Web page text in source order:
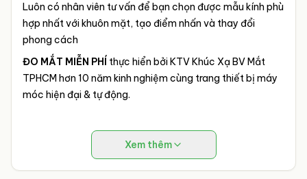
Luôn có nhân viên tư vấn để bạn chọn được mẫu kính phù
hợp nhất với khuôn mặt, tạo điểm nhấn và thay đổi
phong cách
ĐO MẮT MIỄN PHÍ thực hiển bởi KTV Khúc Xạ BV Mắt
TPHCM hơn 10 năm kinh nghiệm cùng trang thiết bị máy
móc hiện đại & tự động.
Xem thêm